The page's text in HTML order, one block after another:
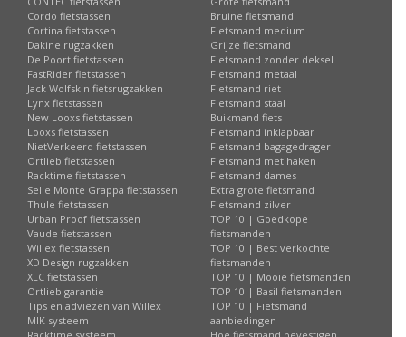
Cordo fietstassen
Cortina fietstassen
Dakine rugzakken
De Poort fietstassen
FastRider fietstassen
Jack Wolfskin fietsrugzakken
Lynx fietstassen
New Looxs fietstassen
Looxs fietstassen
NietVerkeerd fietstassen
Ortlieb fietstassen
Racktime fietstassen
Selle Monte Grappa fietstassen
Thule fietstassen
Urban Proof fietstassen
Vaude fietstassen
Willex fietstassen
XD Design rugzakken
XLC fietstassen
Ortlieb garantie
Tips en adviezen van Willex
MIK systeem
Bruine fietsmand
Fietsmand medium
Grijze fietsmand
Fietsmand zonder deksel
Fietsmand metaal
Fietsmand riet
Fietsmand staal
Buikmand fiets
Fietsmand inklapbaar
Fietsmand bagagedrager
Fietsmand met haken
Fietsmand dames
Extra grote fietsmand
Fietsmand zilver
TOP 10 | Goedkope
fietsmanden
TOP 10 | Best verkochte
fietsmanden
TOP 10 | Mooie fietsmanden
TOP 10 | Basil fietsmanden
TOP 10 | Fietsmand
aanbiedingen